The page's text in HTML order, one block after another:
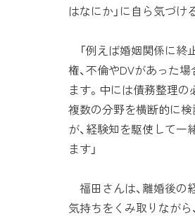
はなにか」に自ら気づけ
「例えば婚姻関係に終
権、不倫やDVがあった
ます。中には債務整理の
複数の分野を横断的に
が、経験知を駆使して一
ます」
福田さんは、離婚後の
気持ちをくみ取りながら